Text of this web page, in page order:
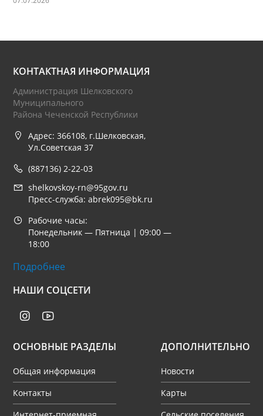
КОНТАКТНАЯ ИНФОРМАЦИЯ
Администрация Шелковского
Муниципального
Района Чеченской Республики
Адрес: 366108, г.Шелковская,
Ул.Советская 37
(887136) 2-22-03
shelkovskoy-rn@95gov.ru
Пресс-служба: abrek095@bk.ru
Рабочие часы:
Понедельник — Пятница | 09:00 —
18:00
Подробнее
НАШИ СОЦСЕТИ
ОСНОВНЫЕ РАЗДЕЛЫ
Общая информация
Контакты
ДОПОЛНИТЕЛЬНО
Новости
Карты